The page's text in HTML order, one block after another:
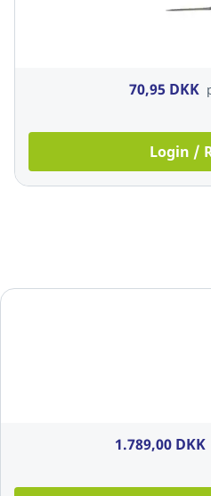
70,95 DKK
Login /
1.789,00 DKK